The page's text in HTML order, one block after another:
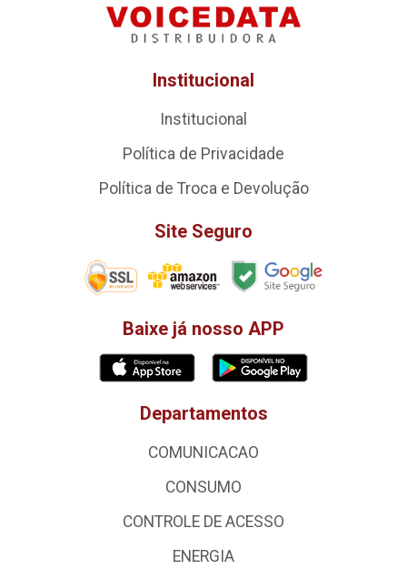
Institucional
Institucional
Política de Privacidade
Política de Troca e Devolução
Site Seguro
Baixe já nosso APP
Departamentos
COMUNICACAO
CONSUMO
CONTROLE DE ACESSO
ENERGIA